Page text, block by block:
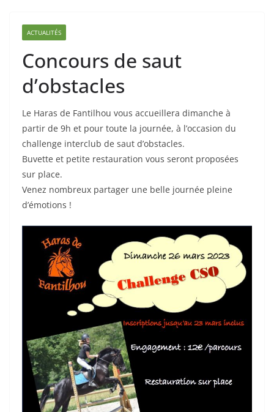
ACTUALITÉS
Concours de saut
d’obstacles
Le Haras de Fantilhou vous accueillera dimanche à
partir de 9h et pour toute la journée, à l’occasion du
challenge interclub de saut d’obstacles.
Buvette et petite restauration vous seront proposées
sur place.
Venez nombreux partager une belle journée pleine
d’émotions !